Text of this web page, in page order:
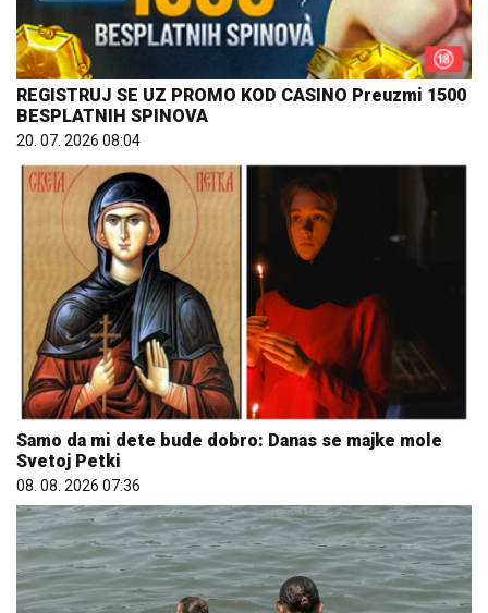
REGISTRUJ SE UZ PROMO KOD CASINO Preuzmi 1500
BESPLATNIH SPINOVA
20. 07. 2026 08:04
Samo da mi dete bude dobro: Danas se majke mole
Svetoj Petki
08. 08. 2026 07:36